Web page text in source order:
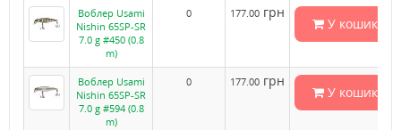
Воблер Usami
Nishin 65SP-SR
7.0 g #450 (0.8
m)
0 177.00 грн
У кошик
Воблер Usami
Nishin 65SP-SR
7.0 g #594 (0.8
m)
0 177.00 грн
У кошик